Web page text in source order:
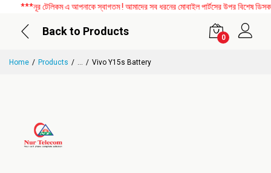
***নূর টেলিকম এ আপনাকে স্বাগতম ! আমাদের সব ধরনের মোবাইল পার্টসের উপর বিশেষ
Back to Products
0
Home Products ... Vivo Y15s Battery